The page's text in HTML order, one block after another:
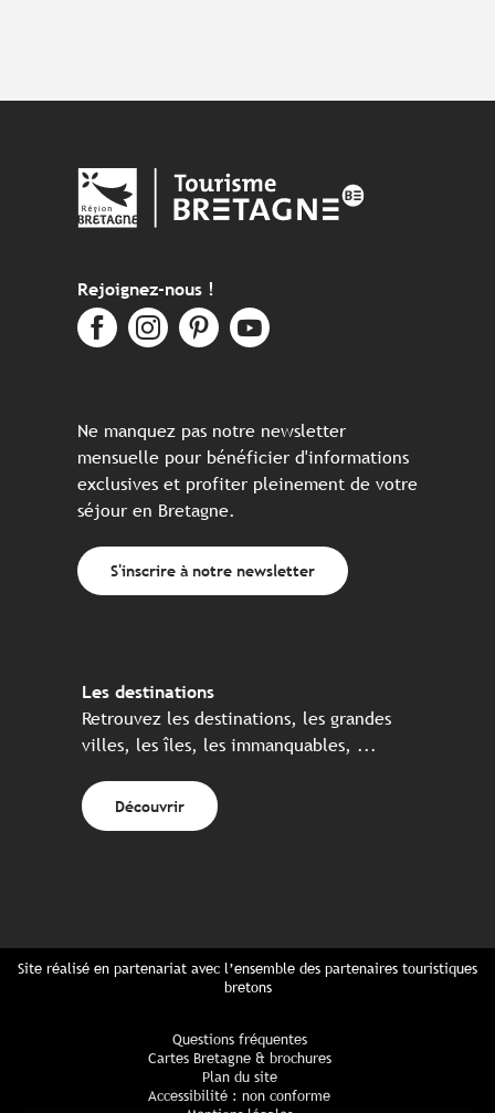
Rejoignez-nous !
Ne manquez pas notre newsletter
mensuelle pour bénéficier d'informations
exclusives et profiter pleinement de votre
séjour en Bretagne.
S'inscrire à notre newsletter
Les destinations
Retrouvez les destinations, les grandes
villes, les îles, les immanquables, ...
Découvrir
Site réalisé en partenariat avec l’ensemble des partenaires touristiques
bretons
Questions fréquentes
Cartes Bretagne & brochures
Plan du site
Accessibilité : non conforme